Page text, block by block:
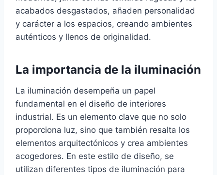
acabados desgastados, añaden personalidad
y carácter a los espacios, creando ambientes
auténticos y llenos de originalidad.
La importancia de la iluminación
La iluminación desempeña un papel
fundamental en el diseño de interiores
industrial. Es un elemento clave que no solo
proporciona luz, sino que también resalta los
elementos arquitectónicos y crea ambientes
acogedores. En este estilo de diseño, se
utilizan diferentes tipos de iluminación para